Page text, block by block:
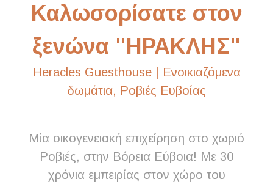
Καλωσορίσατε στον
ξενώνα "ΗΡΑΚΛΗΣ"
Heracles Guesthouse | Ενοικιαζόμενα
δωμάτια, Ροβιές Ευβοίας
Μία οικογενειακή επιχείρηση στο χωριό
Ροβιές, στην Βόρεια Εύβοια! Με 30
χρόνια εμπειρίας στον χώρο του